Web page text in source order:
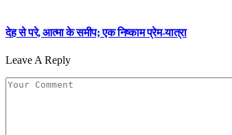
देह से परे, आत्मा के समीप; एक निष्काम प्रेम-यात्रा
Leave A Reply